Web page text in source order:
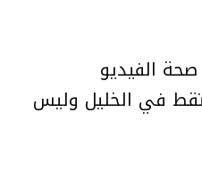
الفيديو
في الخليل وليس